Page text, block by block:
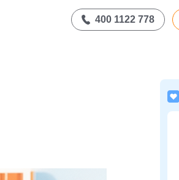
400 1122 778